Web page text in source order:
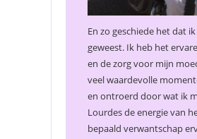
En zo geschiede het dat
geweest. Ik heb het
en de zorg voor mijn
veel waardevolle
en ontroerd door wat ik
Lourdes de energie van
bepaald verwantschap